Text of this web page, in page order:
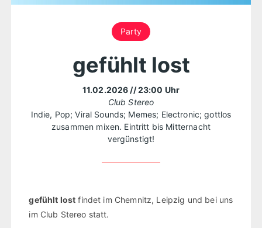
Party
gefühlt lost
11.02.2026 // 23:00 Uhr
Club Stereo
Indie, Pop; Viral Sounds; Memes; Electronic; gottlos
zusammen mixen. Eintritt bis Mitternacht
vergünstigt!
gefühlt lost findet im Chemnitz, Leipzig und bei uns
im Club Stereo statt.